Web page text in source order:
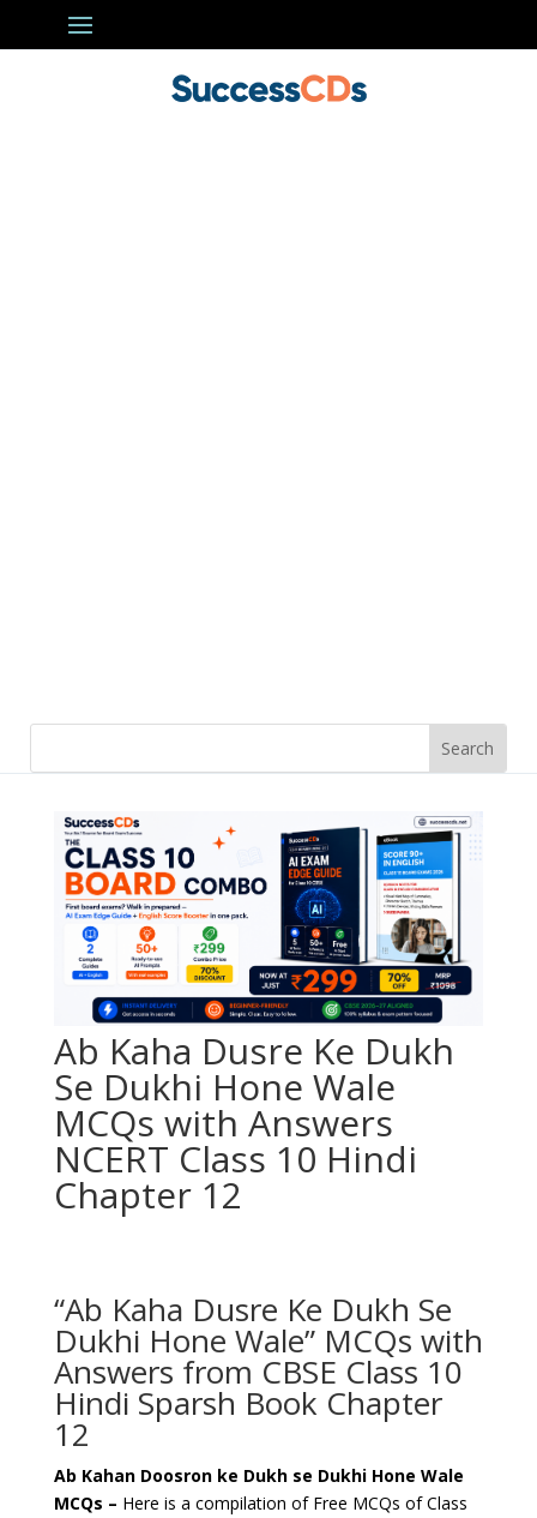
Ab Kaha Dusre Ke Dukh
Se Dukhi Hone Wale
MCQs with Answers
NCERT Class 10 Hindi
Chapter 12
“Ab Kaha Dusre Ke Dukh Se
Dukhi Hone Wale” MCQs with
Answers from CBSE Class 10
Hindi Sparsh Book Chapter
12
Ab Kahan Doosron ke Dukh se Dukhi Hone Wale
MCQs – Here is a compilation of Free MCQs of Class